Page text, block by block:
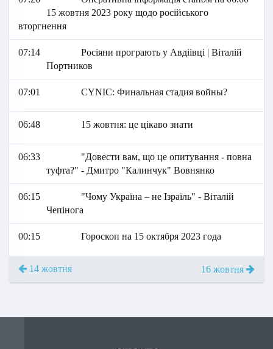
15 жовтня 2023 року щодо російського
вторгнення
07:14
Росіяни програють у Авдіівці | Віталій
Портников
07:01 СYNIC: Финальная стадия войны?
06:48 15 жовтня: це цікаво знати
06:33
"Довести вам, що це опитування - повна
туфта?" - Дмитро "Калинчук" Вовнянко
06:15
"Чому Україна – не Ізраїль" - Віталій
Чепінога
00:15 Гороскоп на 15 октября 2023 года
14 жовтня 16 жовтня